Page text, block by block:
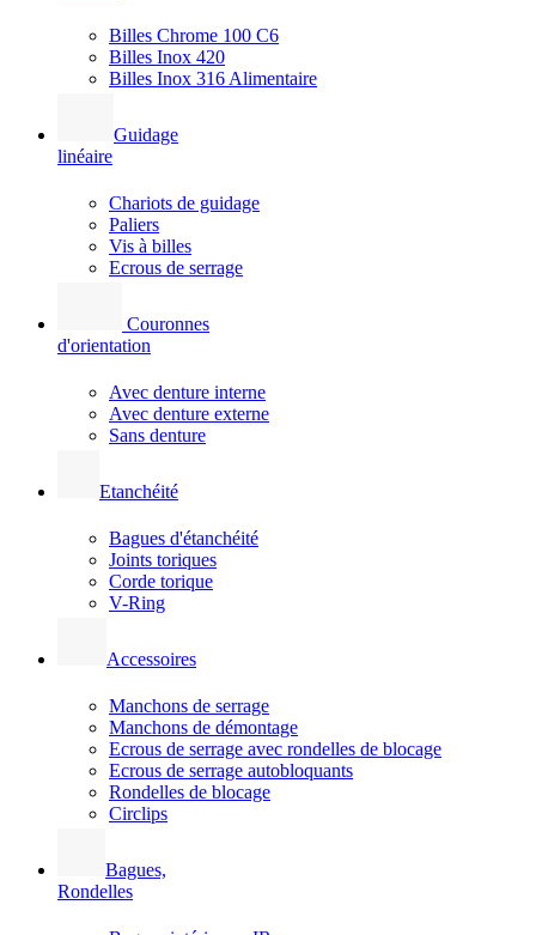
Billes Chrome 100 C6
Billes Inox 420
Billes Inox 316 Alimentaire
Guidage
linéaire
Chariots de guidage
Paliers
Vis à billes
Ecrous de serrage
Couronnes
d'orientation
Avec denture interne
Avec denture externe
Sans denture
Etanchéité
Bagues d'étanchéité
Joints toriques
Corde torique
V-Ring
Accessoires
Manchons de serrage
Manchons de démontage
Ecrous de serrage avec rondelles de blocage
Ecrous de serrage autobloquants
Rondelles de blocage
Circlips
Bagues,
Rondelles